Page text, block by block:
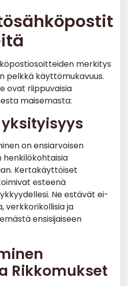
merkitys
pelkkä käyttömukavuus.
ovat riippuvaisia
maisemasta:
yksityisyys
on ensiarvoisen
henkilökohtaisia
Kertakäyttöiset
esteenä
Ne estävät ei-
verkkorikollisia ja
ensisijaiseen
Rikkomukset